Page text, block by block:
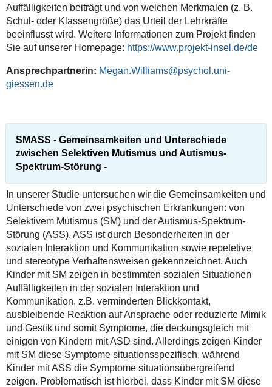
Auffälligkeiten beiträgt und von welchen Merkmalen (z. B.
Schul- oder Klassengröße) das Urteil der Lehrkräfte
beeinflusst wird. Weitere Informationen zum Projekt finden
Sie auf unserer Homepage: https://www.projekt-insel.de/de
Ansprechpartnerin: Megan.Williams
SMASS - Gemeinsamkeiten und Unterschiede
zwischen Selektiven Mutismus und Autismus-
Spektrum-Störung -
In unserer Studie untersuchen wir die Gemeinsamkeiten und
Unterschiede von zwei psychischen Erkrankungen: von
Selektivem Mutismus (SM) und der Autismus-Spektrum-
Störung (ASS). ASS ist durch Besonderheiten in der
sozialen Interaktion und Kommunikation sowie repetetive
und stereotype Verhaltensweisen gekennzeichnet. Auch
Kinder mit SM zeigen in bestimmten sozialen Situationen
Auffälligkeiten in der sozialen Interaktion und
Kommunikation, z.B. verminderten Blickkontakt,
ausbleibende Reaktion auf Ansprache oder reduzierte Mimik
und Gestik und somit Symptome, die deckungsgleich mit
einigen von Kindern mit ASD sind. Allerdings zeigen Kinder
mit SM diese Symptome situationsspezifisch, während
Kinder mit ASS die Symptome situationsübergreifend
zeigen. Problematisch ist hierbei, dass Kinder mit SM diese